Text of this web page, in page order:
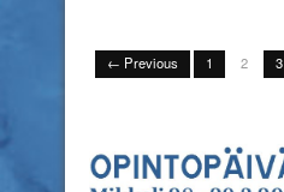
← Previous 1 2 3